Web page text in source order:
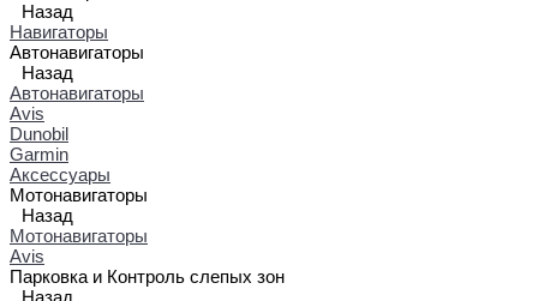
Назад
Навигаторы
Автонавигаторы
Назад
Автонавигаторы
Avis
Dunobil
Garmin
Аксессуары
Мотонавигаторы
Назад
Мотонавигаторы
Avis
Парковка и Контроль слепых зон
Назад